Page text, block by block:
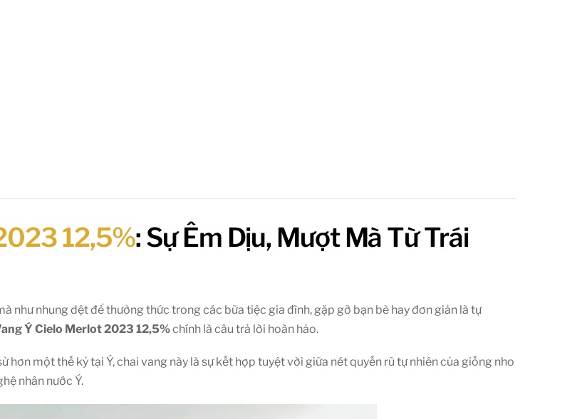
12,5%: Sự Êm Dịu, Mượt Mà Từ Trái
như nhung dệt để thưởng thức trong các bữa tiệc gia đình, gặp gỡ bạn bè hay đơn giản là tự
Ý Cielo Merlot 2023 12,5%chính là câu trả lời hoàn hảo.
hơn một thế kỷ tại Ý, chai vang này là sự kết hợp tuyệt vời giữa nét quyến rũ tự nhiên của giống nho
nhân nước Ý.